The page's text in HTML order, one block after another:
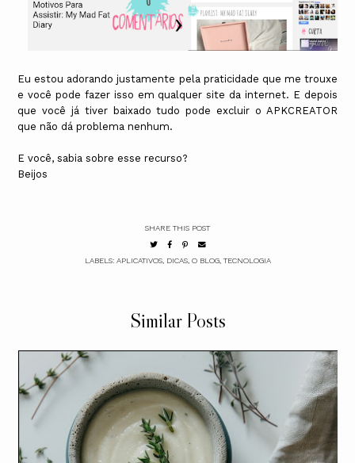
Eu estou adorando justamente pela praticidade que me trouxe
e você pode fazer isso em qualquer site da internet. E depois
que você já tiver baixado tudo pode excluir o APKCREATOR
que não dá problema nenhum.
E você, sabia sobre esse recurso?
Beijos
SHARE THIS POST
LABELS: APLICATIVOS, DICAS, O BLOG, TECNOLOGIA
Similar Posts